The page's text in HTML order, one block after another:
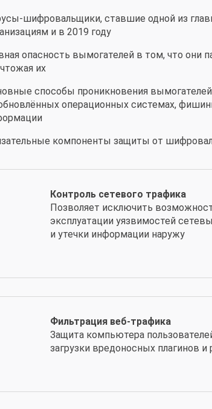
шифровальщики, ставшие одной из
и в 2019 году
опасность вымогателей в том, что они
их
способы проникновения
операционных системах,
компоненты защиты от
Контроль сетевого трафика
Позволяет исключить
эксплуатации уязвимостей
и утечки информации наружу
Фильтрация веб-трафика
Защита компьютера
загрузки вредоносных плагинов